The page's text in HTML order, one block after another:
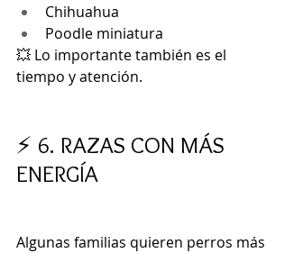
Chihuahua
Poodle miniatura
💥 Lo importante también es el
tiempo y atención.
⚡ 6. RAZAS CON MÁS
ENERGÍA
Algunas familias quieren perros más